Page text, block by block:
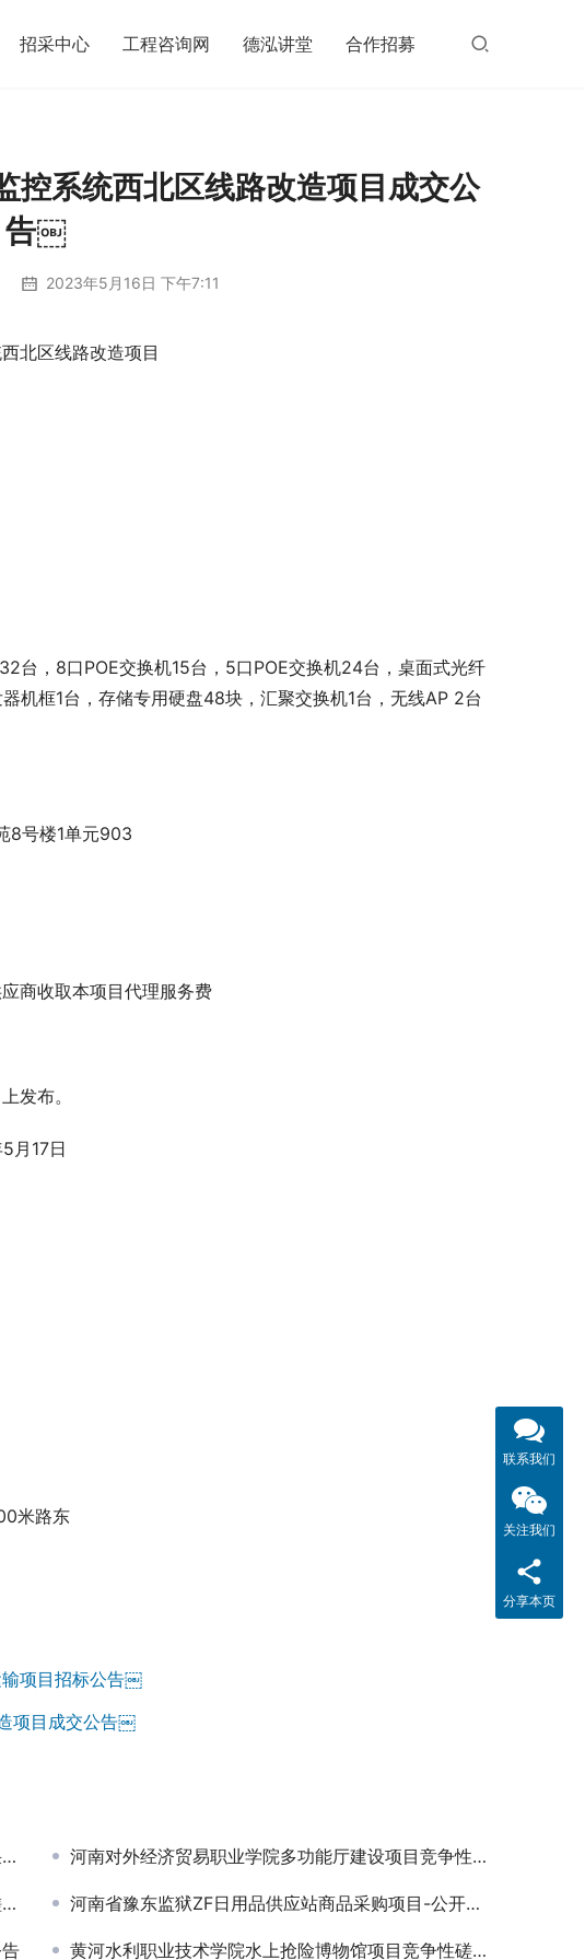
招采中心 工程咨询网 德泓讲堂 合作招募
控系统西北区线路改造项目成交公
告￼
2023年5月16日 下午7:11
北区线路改造项目
台，8口POE交换机15台，5口POE交换机24台，桌面式光纤
机框1台，存储专用硬盘48块，汇聚交换机1台，无线AP 2台
8号楼1单元903
商收取本项目代理服务费
发布。
月17日
米路东
输项目招标公告￼
项目成交公告￼
河南对外经济贸易职业学院多功能厅建设项目竞争性磋商公告
河南省豫东监狱ZF日用品供应站商品采购项目-公开招标公告
黄河水利职业技术学院水上抢险博物馆项目竞争性磋商公告￼
联系我们
关注我们
分享本页